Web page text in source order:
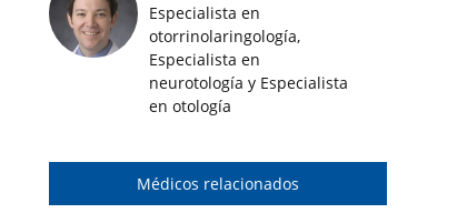
Imágenes de médicos destacados
Especialista en
otorrinolaringología,
Especialista en
neurotología y Especialista
en otología
Médicos relacionados